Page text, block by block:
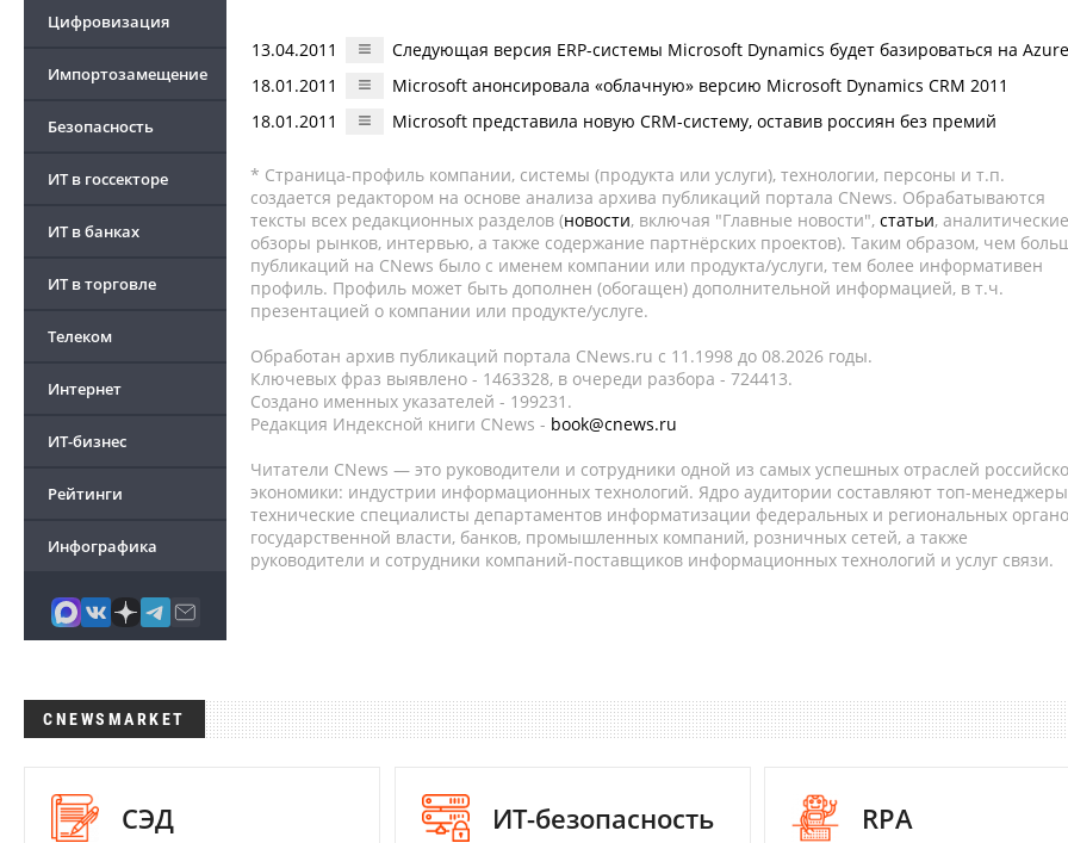
Цифровизация
Импортозамещение
Безопасность
ИТ в госсекторе
ИТ в банках
ИТ в торговле
Телеком
Интернет
ИТ-бизнес
Рейтинги
Инфографика
13.04.2011
Следующая версия ERP-системы Microsoft Dynamics будет базироваться на Azure
18.01.2011
Microsoft анонсировала «облачную» версию Microsoft Dynamics CRM 2011
18.01.2011
Microsoft представила новую CRM-систему, оставив россиян без премий
* Страница-профиль компании, системы (продукта или услуги), технологии, персоны и т.п.
создается редактором на основе анализа архива публикаций портала CNews. Обрабатываются
тексты всех редакционных разделов (новости, включая "Главные новости", статьи, аналитические
обзоры рынков, интервью, а также содержание партнёрских проектов). Таким образом, чем
публикаций на CNews было с именем компании или продукта/услуги, тем более информативен
профиль. Профиль может быть дополнен (обогащен) дополнительной информацией, в т.ч.
презентацией о компании или продукте/услуге.
Обработан архив публикаций портала CNews.ru c 11.1998 до 08.2026 годы.
Ключевых фраз выявлено - 1463328, в очереди разбора - 724413.
Создано именных указателей - 199231.
Редакция Индексной книги CNews - book@cnews.ru
Читатели CNews — это руководители и сотрудники одной из самых успешных отраслей
экономики: индустрии информационных технологий. Ядро аудитории составляют топ-
технические специалисты департаментов информатизации федеральных и региональных
государственной власти, банков, промышленных компаний, розничных сетей, а также
руководители и сотрудники компаний-поставщиков информационных технологий и услуг связи.
CNEWSMARKET
СЭД ИТ-безопасность RPA